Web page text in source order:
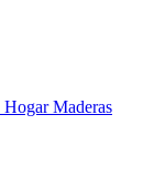
HogarMaderas